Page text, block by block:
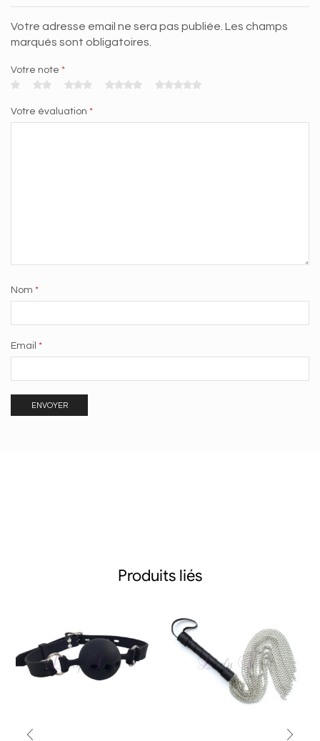
Votre adresse email ne sera pas publiée. Les champs
marqués sont obligatoires.
Votre note *
Votre évaluation *
Nom *
Email *
Produits liés